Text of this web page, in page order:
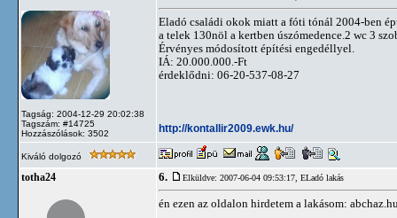
Tagság: 2004-12-29 20:02:38
Tagszám: #14725
Hozzászólások: 3502
Eladó családi okok miatt a fóti tónál 2004-ben
a telek 130nöl a kertben úszómedence.2 wc 3
Érvényes módosított építési engedéllyel.
IÁ: 20.000.000.-Ft
érdeklődni: 06-20-537-08-27
http://kontallir2009.ewk.hu/
Kiváló dolgozó
totha24 6. Elküldve: 2007-06-04 09:53:17, ELadó lakás
én ezen az oldalon hirdetem a lakásom: